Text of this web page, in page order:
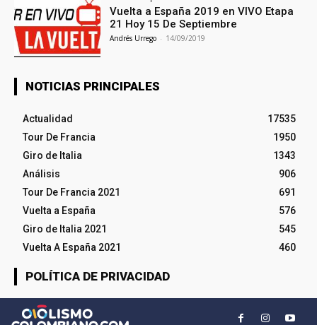
Vuelta a España 2019 en VIVO Etapa
21 Hoy 15 De Septiembre
Andrés Urrego - 14/09/2019
NOTICIAS PRINCIPALES
Actualidad
17535
Tour De Francia
1950
Giro de Italia
1343
Análisis
906
Tour De Francia 2021
691
Vuelta a España
576
Giro de Italia 2021
545
Vuelta A España 2021
460
POLÍTICA DE PRIVACIDAD